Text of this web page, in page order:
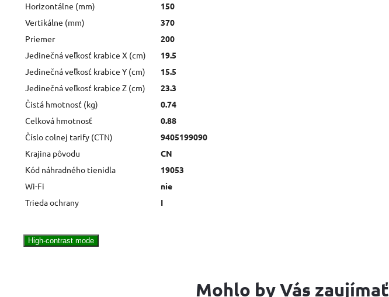
Horizontálne (mm)
150
Vertikálne (mm)
370
Priemer
200
Jedinečná veľkosť krabice X (cm)
19.5
Jedinečná veľkosť krabice Y (cm)
15.5
Jedinečná veľkosť krabice Z (cm)
23.3
Čistá hmotnosť (kg)
0.74
Celková hmotnosť
0.88
Číslo colnej tarify (CTN)
9405199090
Krajina pôvodu
CN
Kód náhradného tienidla
19053
Wi-Fi
nie
Trieda ochrany
I
High-contrast mode
Mohlo by Vás zaujímať